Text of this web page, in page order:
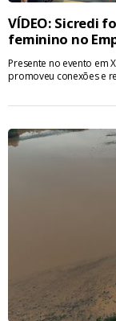
VÍDEO: Sicredi
feminino no
Presente no evento em
promoveu conexões e